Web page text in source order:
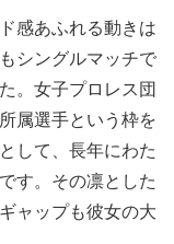
感あふれる動きは
シングルマッチで
。女子プロレス団
属選手という枠を
して、長年にわた
す。その凛とした
ャップも彼女の大